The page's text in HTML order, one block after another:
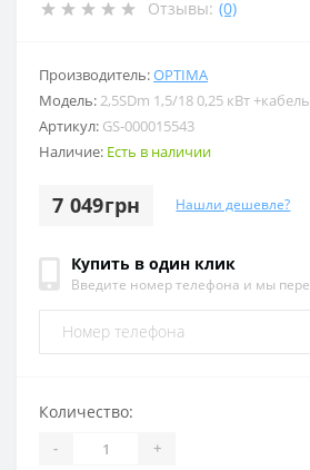
Отзывы: (0)
Производитель:OPTIMA
Модель: 2,5SDm 1,5/18 0,25 кВт
Артикул: GS-000015543
Наличие: Есть в наличии
7 049грн Нашли дешевле?
Купить в один клик
Введите номер телефона и мы
Количество:
- +